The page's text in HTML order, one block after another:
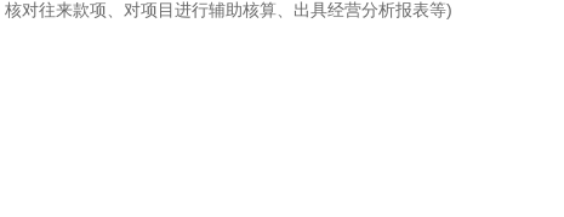
对往来款项、对项目进行辅助核算、出具经营分析报表等)